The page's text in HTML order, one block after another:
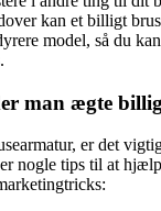
kan et billigt
model, så du
man ægte
er det
nogle tips til at